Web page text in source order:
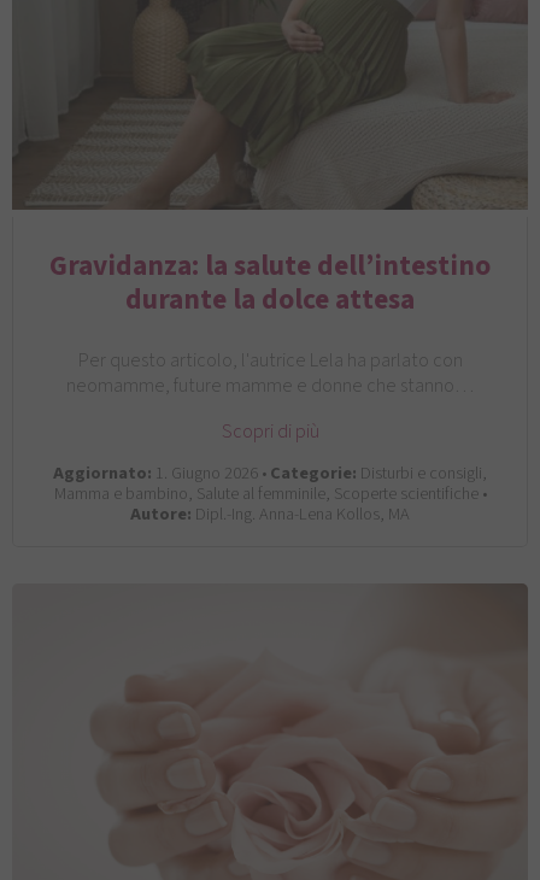
Gravidanza: la salute dell’intestino
durante la dolce attesa
Per questo articolo, l'autrice Lela ha parlato con
neomamme, future mamme e donne che stanno…
Scopri di più
Aggiornato: 1. Giugno 2026 •Categorie: Disturbi e consigli,
Mamma e bambino, Salute al femminile, Scoperte scientifiche •
Autore: Dipl.-Ing. Anna-Lena Kollos, MA